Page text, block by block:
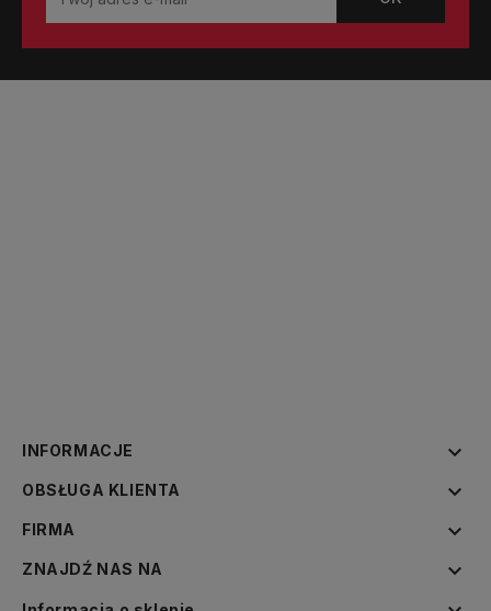
INFORMACJE 
OBSŁUGA KLIENTA 
FIRMA 
ZNAJDŹ NAS NA 